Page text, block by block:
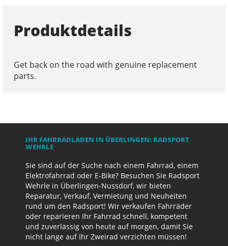
Produktdetails
Get back on the road with genuine replacement
parts.
IHR FAHRRADLADEN IN ÜBERLINGEN: RADSPORT
WEHRLE
Sie sind auf der Suche nach einem Fahrrad, einem
Elektrofahrrad oder E-Bike? Besuchen Sie Radsport
Wehrle in Überlingen-Nussdorf, wir bieten
Reparatur, Verkauf, Vermietung und Neuheiten
rund um den Radsport! Wir verkaufen Fahrräder
oder reparieren Ihr Fahrrad schnell, kompetent
und zuverlässig von heute auf morgen, damit Sie
nicht lange auf Ihr Zweirad verzichten müssen!